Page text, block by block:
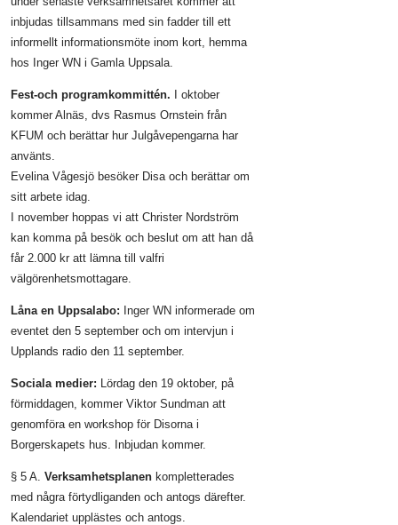
inbjudas tillsammans med sin fadder till ett
informellt informationsmöte inom kort, hemma
hos Inger WN i Gamla Uppsala.
Fest-och programkommittén. I oktober
kommer Alnäs, dvs Rasmus Ornstein från
KFUM och berättar hur Julgåvepengarna har
använts.
Evelina Vågesjö besöker Disa och berättar om
sitt arbete idag.
I november hoppas vi att Christer Nordström
kan komma på besök och beslut om att han då
får 2.000 kr att lämna till valfri
välgörenhetsmottagare.
Låna en Uppsalabo: Inger WN informerade om
eventet den 5 september och om intervjun i
Upplands radio den 11 september.
Sociala medier: Lördag den 19 oktober, på
förmiddagen, kommer Viktor Sundman att
genomföra en workshop för Disorna i
Borgerskapets hus. Inbjudan kommer.
§ 5 A.Verksamhetsplanenkompletterades
med några förtydliganden och antogs därefter.
Kalendariet upplästes och antogs.